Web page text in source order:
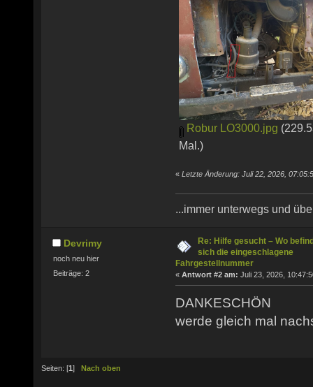
Robur LO3000.jpg
Mal.)
« Letzte Änderung: Juli 22, 2026,
...immer unterwegs und
Devrimy
noch neu hier
Beiträge: 2
Re: Hilfe gesucht – Wo
sich die eingeschlagene
Fahrgestellnummer
« Antwort #2 am: Juli 23, 2026,
DANKESCHÖN
werde gleich mal
Seiten: [1] Nach oben